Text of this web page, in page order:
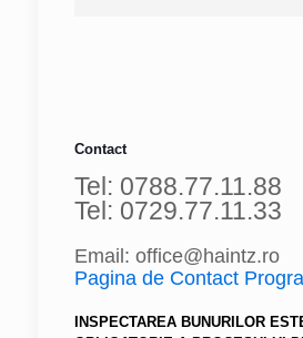
Contact
Tel: 0788.77.11.88
Tel: 0729.77.11.33
Email: office@haintz.ro
Pagina de Contact
INSPECTAREA BUNURILOR